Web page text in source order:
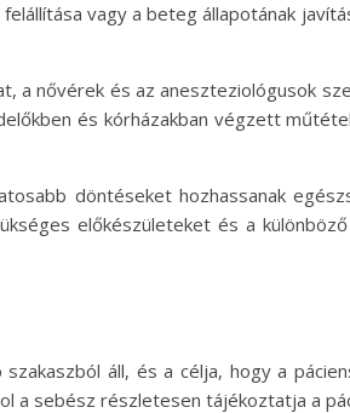
vagy a beteg állapotának
a nővérek és az aneszteziológusok
és kórházakban végzett
döntéseket hozhassanak
előkészületeket és a
áll, és a célja, hogy a
a sebész részletesen tájékoztatja a